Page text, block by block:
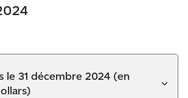
le 31 décembre 2024 (en